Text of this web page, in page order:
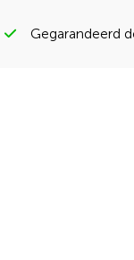
met een 9